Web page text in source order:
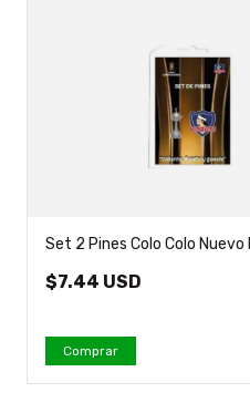
Set 2 Pines Colo Colo
$7.44 USD